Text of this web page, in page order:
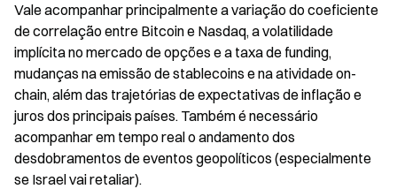
Vale acompanhar principalmente a variação do coeficiente
de correlação entre Bitcoin e Nasdaq, a volatilidade
implícita no mercado de opções e a taxa de funding,
mudanças na emissão de stablecoins e na atividade on-
chain, além das trajetórias de expectativas de inflação e
juros dos principais países. Também é necessário
acompanhar em tempo real o andamento dos
desdobramentos de eventos geopolíticos (especialmente
se Israel vai retaliar).